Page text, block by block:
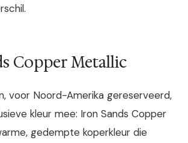
Copper Metallic
voor Noord-Amerika gereserveerd,
kleur mee: Iron Sands Copper
gedempte koperkleur die